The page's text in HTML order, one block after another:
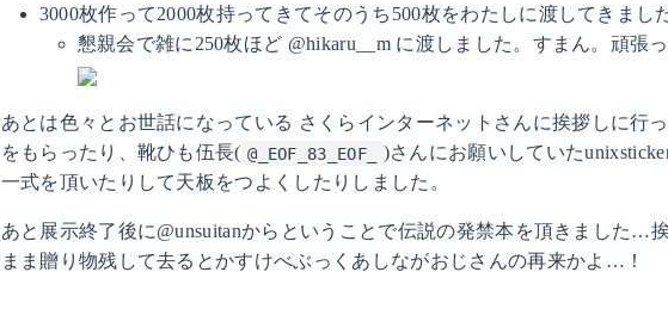
3000枚作って2000枚持ってきてそのうち500枚をわたしに渡してきまし
懇親会で雑に250枚ほど @hikaru__m に渡しました。すまん。頑張っ
あとは色々とお世話になっている さくらインターネットさんに挨拶しに行
をもらったり、靴ひも伍長( @_EOF_83_EOF_
)さんにお願いしていた
一式を頂いたりして天板をつよくしたりしました。
あと展示終了後に@unsuitanからということで伝説の発禁本を頂きました…
まま贈り物残して去るとかすけべぶっくあしながおじさんの再来かよ…！